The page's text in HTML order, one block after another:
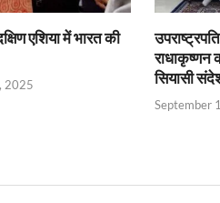
एशिया में भारत की
2025
राधाकृष्णन
सियासी
September